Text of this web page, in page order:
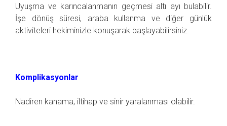
Uyuşma ve karıncalanmanın geçmesi altı ayı bulabilir.
İşe dönüş süresi, araba kullanma ve diğer günlük
aktiviteleri hekiminizle konuşarak başlayabilirsiniz.
Komplikasyonlar
Nadiren kanama, iltihap ve sinir yaralanması olabilir.